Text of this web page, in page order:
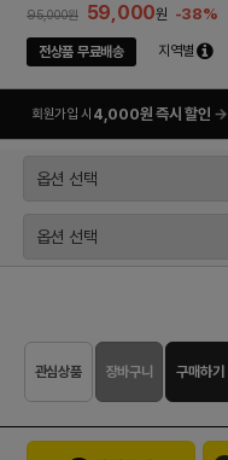
95,000원 59,000원 -38%
전상품 무료배송 지역별
회원가입 시 4,000원 즉시 할인 →
관심상품 장바구니 구매하기